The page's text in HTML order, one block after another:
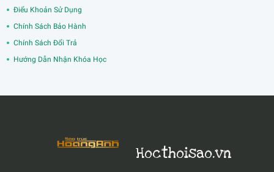
Điểu Khoản Sử Dụng
Chính Sách Bảo Hành
Chính Sách Đổi Trả
Hướng Dẫn Nhận Khóa Học
Hocthoisao.vn